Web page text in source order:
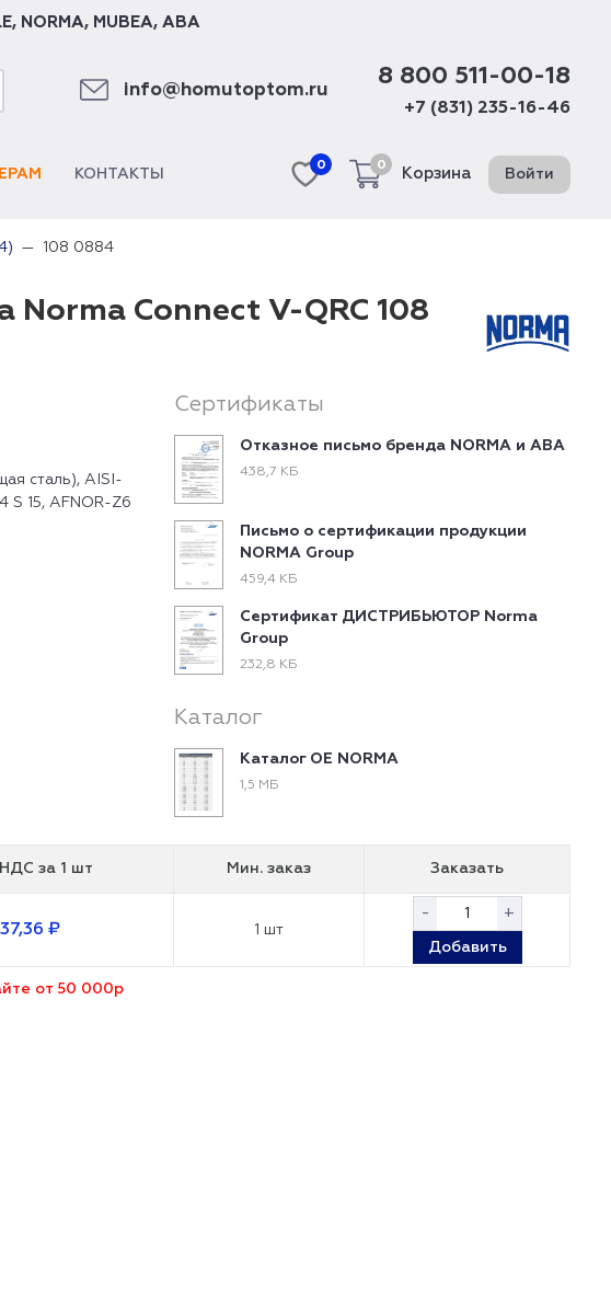
, NORMA, MUBEA, ABA
info@homutoptom.ru
8 800 511-00-18
+7 (831) 235-16-46
КОНТАКТЫ
0 0
Корзина Войти
108 0884
Norma Connect V-QRC 108
сталь), AISI-
S 15, AFNOR-Z6
Сертификаты
Отказное письмо бренда NORMA и ABA
438,7 КБ
Письмо о сертификации продукции
NORMA Group
459,4 КБ
Сертификат ДИСТРИБЬЮТОР Norma
Group
232,8 КБ
Каталог
Каталог ОЕ NORMA
1,5 МБ
за 1 шт Мин. заказ Заказать
₽ 1 шт
- +
Добавить
от 50 000р